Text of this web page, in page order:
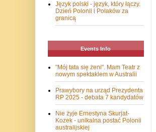
Język polski - język, który łączy.
Dzień Polonii i Polaków za
granicą
Events Info
"Mój tata się żeni". Mam Teatr z
nowym spektaklem w Australii
Prawybory na urząd Prezydenta
RP 2025 - debata 7 kandydatów
Nie żyje Ernestyna Skurjat-
Kozek - unikalna postać Polonii
australijskiej